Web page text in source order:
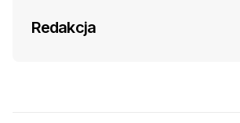
Redakcja